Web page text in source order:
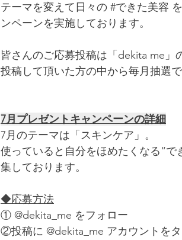
テーマを変えて日々の #できた美容
ンペーンを実施しております。
皆さんのご応募投稿は「dekita me」
投稿して頂いた方の中から毎月抽選
7月プレゼントキャンペーンの詳細
7月のテーマは「スキンケア」。
使っていると自分をほめたくなる“
集しております。
◆応募方法
① @dekita_me をフォロー
②投稿に @dekita_me アカウントを